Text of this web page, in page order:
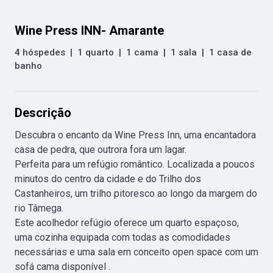
Wine Press INN- Amarante
4 hóspedes | 1 quarto | 1 cama | 1 sala | 1 casa de
banho
Descrição
Descubra o encanto da Wine Press Inn, uma encantadora
casa de pedra, que outrora fora um lagar.
Perfeita para um refúgio romântico. Localizada a poucos
minutos do centro da cidade e do Trilho dos
Castanheiros, um trilho pitoresco ao longo da margem do
rio Tâmega.
Este acolhedor refúgio oferece um quarto espaçoso,
uma cozinha equipada com todas as comodidades
necessárias e uma sala em conceito open space com um
sofá cama disponível .